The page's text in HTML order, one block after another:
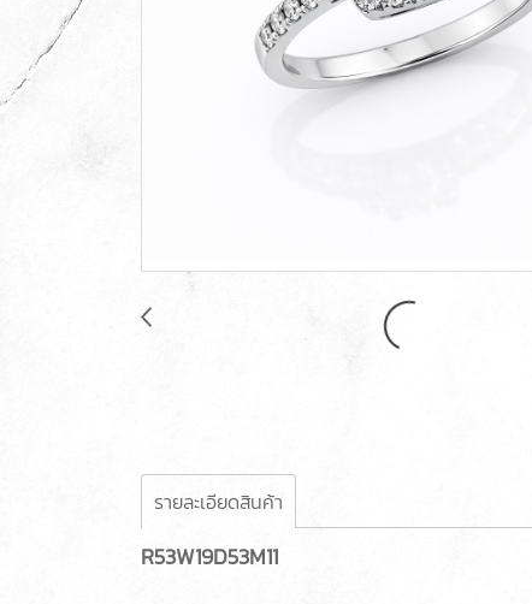
รายละเอียดสินค้า
R53W19D53M11